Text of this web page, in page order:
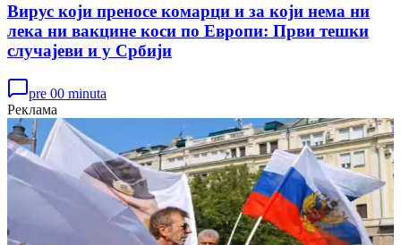
Вирус који преносе комарци и за који нема ни
лека ни вакцине коси по Европи: Први тешки
случајеви и у Србији
pre 00 minuta
Реклама